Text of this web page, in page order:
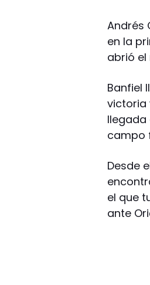
Andrés
en la
abrió el
Banfiel
victoria
llegada
campo
Desde
el que
ante